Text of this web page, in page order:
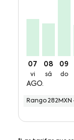
07
vi
AGO.
08
sá
09
do
Rango 282MXN